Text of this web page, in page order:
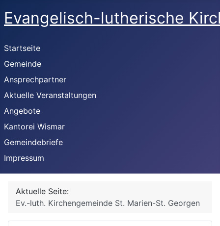
Evangelisch-lutherische
Startseite
Gemeinde
Ansprechpartner
Aktuelle Veranstaltungen
Angebote
Kantorei Wismar
Gemeindebriefe
Impressum
Aktuelle Seite:
Ev.-luth. Kirchengemeinde St. Marien-St. Georgen